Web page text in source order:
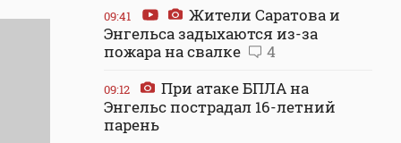
09:41
Жители Саратова и
Энгельса задыхаются из-за
пожара на свалке
4
09:12
При атаке БПЛА на
Энгельс пострадал 16-летний
парень